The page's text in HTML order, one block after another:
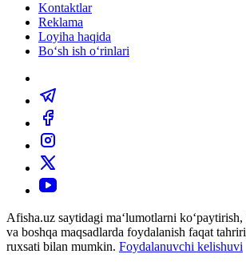
Kontaktlar
Reklama
Loyiha haqida
Bo‘sh ish o‘rinlari
Afisha.uz saytidagi ma‘lumotlarni ko‘paytirish,
va boshqa maqsadlarda foydalanish faqat
ruxsati bilan mumkin. Foydalanuvchi kelishuvi